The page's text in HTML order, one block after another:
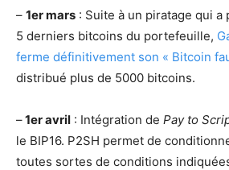
– 1er mars : Suite à un piratage qui
5 derniers bitcoins du portefeuille,
ferme définitivement son « Bitcoin
distribué plus de 5000 bitcoins.
–1er avril : Intégration de Pay to
le BIP16. P2SH permet de
toutes sortes de conditions